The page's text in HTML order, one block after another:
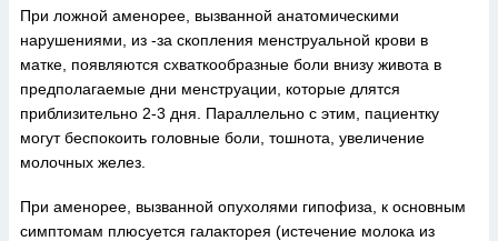
При ложной аменорее, вызванной анатомическими
нарушениями, из -за скопления менструальной крови в
матке, появляются схваткообразные боли внизу живота в
предполагаемые дни менструации, которые длятся
приблизительно 2-3 дня. Параллельно с этим, пациентку
могут беспокоить головные боли, тошнота, увеличение
молочных желез.
При аменорее, вызванной опухолями гипофиза, к основным
симптомам плюсуется галакторея (истечение молока из